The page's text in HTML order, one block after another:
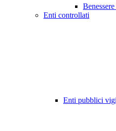
Enti controllati
Enti pubblici